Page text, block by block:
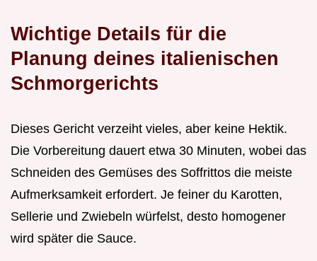
Wichtige Details für die
Planung deines italienischen
Schmorgerichts
Dieses Gericht verzeiht vieles, aber keine Hektik.
Die Vorbereitung dauert etwa 30 Minuten, wobei das
Schneiden des Gemüses des Soffrittos die meiste
Aufmerksamkeit erfordert. Je feiner du Karotten,
Sellerie und Zwiebeln würfelst, desto homogener
wird später die Sauce.